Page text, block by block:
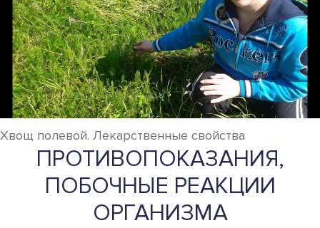
Хвощ полевой. Лекарственные свойства
ПРОТИВОПОКАЗАНИЯ,
ПОБОЧНЫЕ РЕАКЦИИ
ОРГАНИЗМА